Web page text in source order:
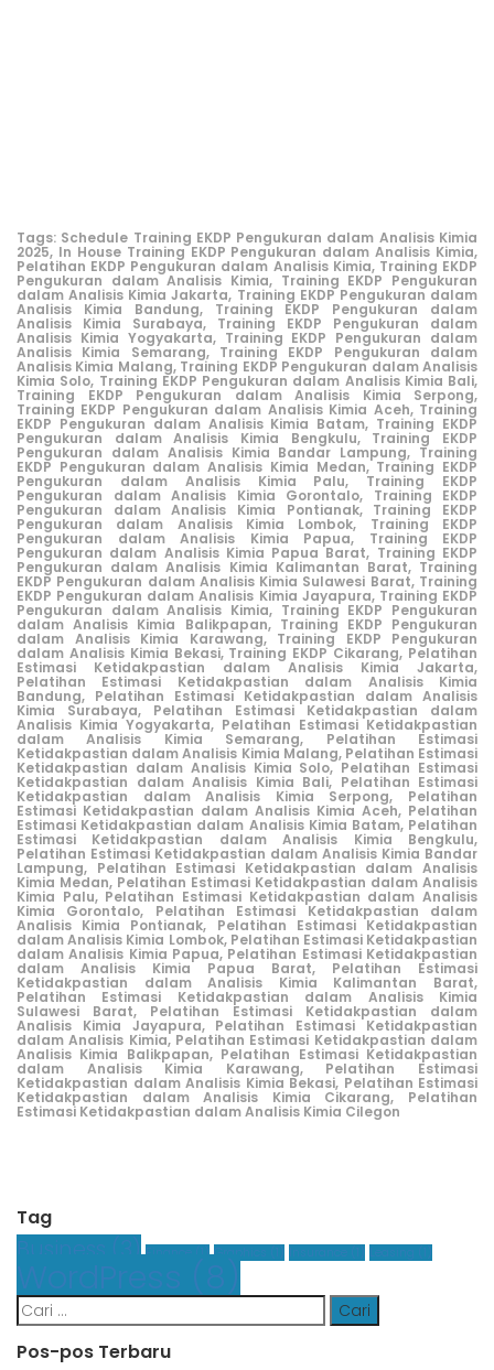
Tags: Schedule Training EKDP Pengukuran dalam Analisis Kimia
2025, In House Training EKDP Pengukuran dalam Analisis Kimia,
Pelatihan EKDP Pengukuran dalam Analisis Kimia, Training EKDP
Pengukuran dalam Analisis Kimia, Training EKDP Pengukuran
dalam Analisis Kimia Jakarta, Training EKDP Pengukuran dalam
Analisis Kimia Bandung, Training EKDP Pengukuran dalam
Analisis Kimia Surabaya, Training EKDP Pengukuran dalam
Analisis Kimia Yogyakarta, Training EKDP Pengukuran dalam
Analisis Kimia Semarang, Training EKDP Pengukuran dalam
Analisis Kimia Malang, Training EKDP Pengukuran dalam Analisis
Kimia Solo, Training EKDP Pengukuran dalam Analisis Kimia Bali,
Training EKDP Pengukuran dalam Analisis Kimia Serpong,
Training EKDP Pengukuran dalam Analisis Kimia Aceh, Training
EKDP Pengukuran dalam Analisis Kimia Batam, Training EKDP
Pengukuran dalam Analisis Kimia Bengkulu, Training EKDP
Pengukuran dalam Analisis Kimia Bandar Lampung, Training
EKDP Pengukuran dalam Analisis Kimia Medan, Training EKDP
Pengukuran dalam Analisis Kimia Palu, Training EKDP
Pengukuran dalam Analisis Kimia Gorontalo, Training EKDP
Pengukuran dalam Analisis Kimia Pontianak, Training EKDP
Pengukuran dalam Analisis Kimia Lombok, Training EKDP
Pengukuran dalam Analisis Kimia Papua, Training EKDP
Pengukuran dalam Analisis Kimia Papua Barat, Training EKDP
Pengukuran dalam Analisis Kimia Kalimantan Barat, Training
EKDP Pengukuran dalam Analisis Kimia Sulawesi Barat, Training
EKDP Pengukuran dalam Analisis Kimia Jayapura, Training EKDP
Pengukuran dalam Analisis Kimia, Training EKDP Pengukuran
dalam Analisis Kimia Balikpapan, Training EKDP Pengukuran
dalam Analisis Kimia Karawang, Training EKDP Pengukuran
dalam Analisis Kimia Bekasi, Training EKDP Cikarang, Pelatihan
Estimasi Ketidakpastian dalam Analisis Kimia Jakarta,
Pelatihan Estimasi Ketidakpastian dalam Analisis Kimia
Bandung, Pelatihan Estimasi Ketidakpastian dalam Analisis
Kimia Surabaya, Pelatihan Estimasi Ketidakpastian dalam
Analisis Kimia Yogyakarta, Pelatihan Estimasi Ketidakpastian
dalam Analisis Kimia Semarang, Pelatihan Estimasi
Ketidakpastian dalam Analisis Kimia Malang, Pelatihan Estimasi
Ketidakpastian dalam Analisis Kimia Solo, Pelatihan Estimasi
Ketidakpastian dalam Analisis Kimia Bali, Pelatihan Estimasi
Ketidakpastian dalam Analisis Kimia Serpong, Pelatihan
Estimasi Ketidakpastian dalam Analisis Kimia Aceh, Pelatihan
Estimasi Ketidakpastian dalam Analisis Kimia Batam, Pelatihan
Estimasi Ketidakpastian dalam Analisis Kimia Bengkulu,
Pelatihan Estimasi Ketidakpastian dalam Analisis Kimia Bandar
Lampung, Pelatihan Estimasi Ketidakpastian dalam Analisis
Kimia Medan, Pelatihan Estimasi Ketidakpastian dalam Analisis
Kimia Palu, Pelatihan Estimasi Ketidakpastian dalam Analisis
Kimia Gorontalo, Pelatihan Estimasi Ketidakpastian dalam
Analisis Kimia Pontianak, Pelatihan Estimasi Ketidakpastian
dalam Analisis Kimia Lombok, Pelatihan Estimasi Ketidakpastian
dalam Analisis Kimia Papua, Pelatihan Estimasi Ketidakpastian
dalam Analisis Kimia Papua Barat, Pelatihan Estimasi
Ketidakpastian dalam Analisis Kimia Kalimantan Barat,
Pelatihan Estimasi Ketidakpastian dalam Analisis Kimia
Sulawesi Barat, Pelatihan Estimasi Ketidakpastian dalam
Analisis Kimia Jayapura, Pelatihan Estimasi Ketidakpastian
dalam Analisis Kimia, Pelatihan Estimasi Ketidakpastian dalam
Analisis Kimia Balikpapan, Pelatihan Estimasi Ketidakpastian
dalam Analisis Kimia Karawang, Pelatihan Estimasi
Ketidakpastian dalam Analisis Kimia Bekasi, Pelatihan Estimasi
Ketidakpastian dalam Analisis Kimia Cikarang, Pelatihan
Estimasi Ketidakpastian dalam Analisis Kimia Cilegon
Tag
Business (3)
WordPress (8)
Cari
untuk:
Pos-pos Terbaru